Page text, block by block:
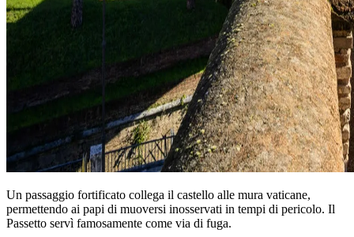
Un passaggio fortificato collega il castello alle mura vaticane,
permettendo ai papi di muoversi inosservati in tempi di pericolo. Il
Passetto servì famosamente come via di fuga.